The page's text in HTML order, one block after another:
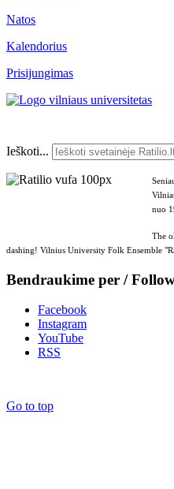
Natos
Kalendorius
Prisijungimas
Ieškoti...
nuo
The
dashing! Vilnius University Folk Ensemble
Bendraukime per /
Facebook
Instagram
YouTube
RSS
Go to top